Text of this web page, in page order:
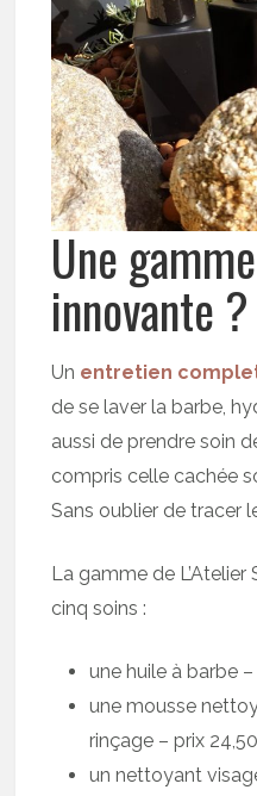
Une
innovante ?
Un entretien
de se laver la barbe,
aussi de prendre soin
compris celle cachée
Sans oublier de tracer
La gamme de
cinq soins :
une huile à barbe
une mousse
rinçage – prix
un nettoyant